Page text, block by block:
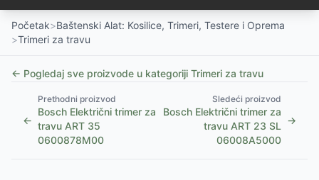
Početak>Baštenski Alat: Kosilice, Trimeri, Testere i Oprema
>Trimeri za travu
← Pogledaj sve proizvode u kategoriji Trimeri za travu
←
Prethodni proizvod
Bosch Električni trimer za
travu ART 35
0600878M00
Sledeći proizvod
Bosch Električni trimer za
travu ART 23 SL
06008A5000
→